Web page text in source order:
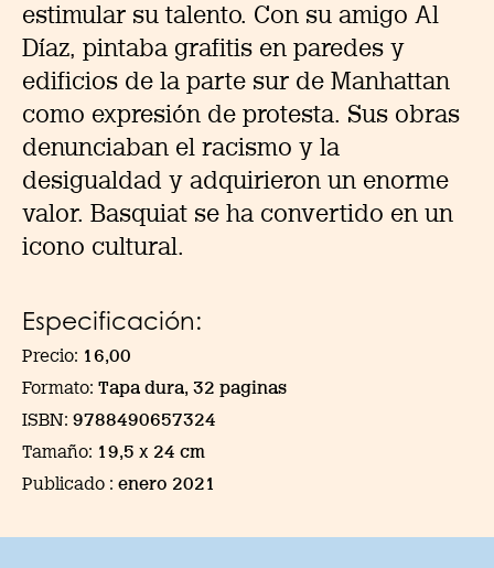
estimular su talento. Con su amigo Al
Díaz, pintaba grafitis en paredes y
edificios de la parte sur de Manhattan
como expresión de protesta. Sus obras
denunciaban el racismo y la
desigualdad y adquirieron un enorme
valor. Basquiat se ha convertido en un
icono cultural.
Especificación:
Precio: 16,00
Formato: Tapa dura, 32 paginas
ISBN: 9788490657324
Tamaño: 19,5 x 24 cm
Publicado : enero 2021